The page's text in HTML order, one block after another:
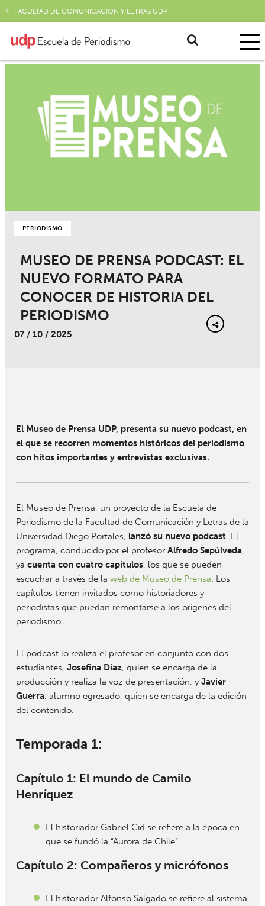
FACULTAD DE COMUNICACIÓN Y LETRAS UDP
PERIODISMO
MUSEO DE PRENSA PODCAST: EL
NUEVO FORMATO PARA
CONOCER DE HISTORIA DEL
PERIODISMO
07 / 10 / 2025
El Museo de Prensa UDP, presenta su nuevo podcast, en
el que se recorren momentos históricos del periodismo
con hitos importantes y entrevistas exclusivas.
El Museo de Prensa, un proyecto de la Escuela de
Periodismo de la Facultad de Comunicación y Letras de la
Universidad Diego Portales, lanzó su nuevo podcast. El
programa, conducido por el profesor Alfredo Sepúlveda,
ya cuenta con cuatro capítulos, los que se pueden
escuchar a través de la web de Museo de Prensa. Los
capítulos tienen invitados como historiadores y
periodistas que puedan remontarse a los orígenes del
periodismo.
El podcast lo realiza el profesor en conjunto con dos
estudiantes, Josefina Díaz, quien se encarga de la
producción y realiza la voz de presentación, yJavier
Guerra, alumno egresado, quien se encarga de la edición
del contenido.
Temporada 1:
Capítulo 1: El mundo de Camilo
Henríquez
El historiador Gabriel Cid se refiere a la época en
que se fundó la “Aurora de Chile”.
Capítulo 2: Compañeros y micrófonos
El historiador Alfonso Salgado se refiere al sistema